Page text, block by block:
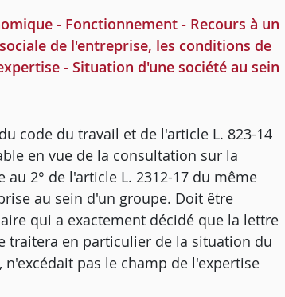
- Fonctionnement - Recours à un
de l'entreprise, les conditions de
- Situation d'une société au sein
code du travail et de l'article L. 823-14
en vue de la consultation sur la
2° de l'article L. 2312-17 du même
au sein d'un groupe. Doit être
qui a exactement décidé que la lettre
traitera en particulier de la situation du
pas le champ de l'expertise